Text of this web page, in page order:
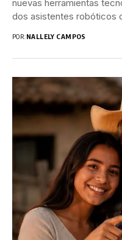
nuevas herramientas
dos asistentes robóticos
POR:NALLELY CAMPOS